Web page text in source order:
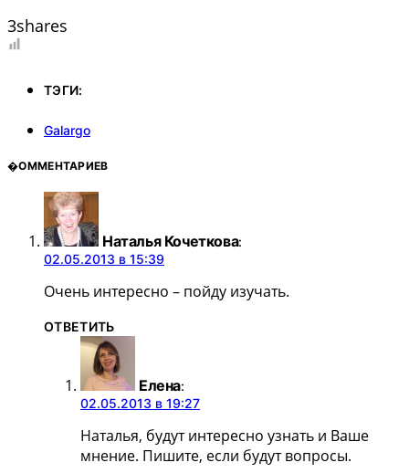
3shares
ТЭГИ:
Galargo
�ОММЕНТАРИЕВ
Наталья Кочеткова:
02.05.2013 в 15:39
Очень интересно – пойду изучать.
ОТВЕТИТЬ
Елена:
02.05.2013 в 19:27
Наталья, будут интересно узнать и Ваше
мнение. Пишите, если будут вопросы.